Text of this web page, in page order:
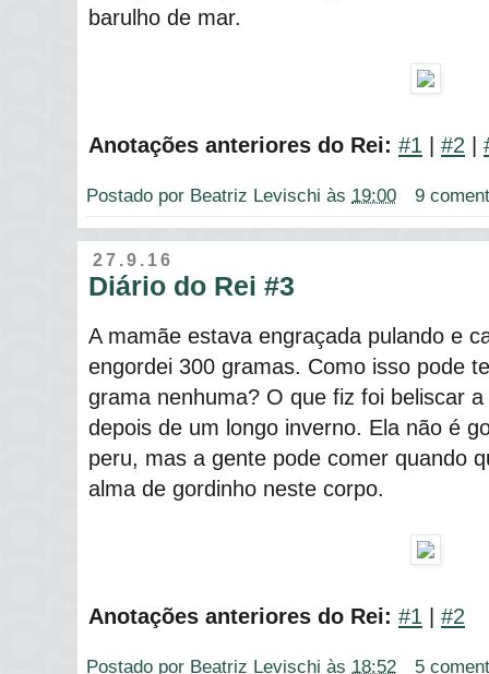
barulho de mar.
Anotações anteriores do Rei: #1 | #2 |
Postado por Beatriz Levischi às 19:00 9
27.9.16
Diário do Rei #3
A mamãe estava engraçada pulando e
engordei 300 gramas. Como isso pode
grama nenhuma? O que fiz foi beliscar
depois de um longo inverno. Ela não é
peru, mas a gente pode comer quando
alma de gordinho neste corpo.
Anotações anteriores do Rei: #1 #2
Postado por Beatriz Levischi às 18:52 5